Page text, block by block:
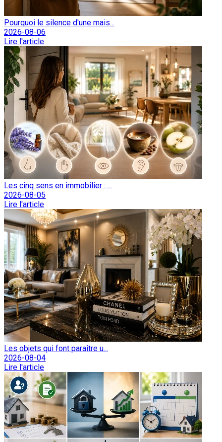
Pourquoi le silence d'une mais...
2026-08-06
Lire l'article
Les cinq sens en immobilier : ...
2026-08-05
Lire l'article
Les objets qui font paraître u...
2026-08-04
Lire l'article